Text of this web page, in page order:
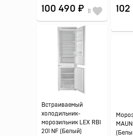
100 490 ₽ 11
Встраиваемый
холодильник-
морозильник LEX RBI
201 NF (Белый)